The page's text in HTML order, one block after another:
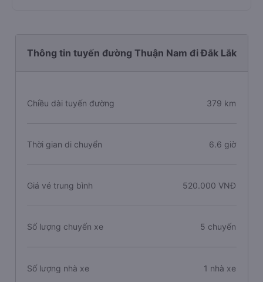
Thông tin tuyến đường Thuận Nam đi Đắk Lắk
Chiều dài tuyến đường 379 km
Thời gian di chuyển 6.6 giờ
Giá vé trung bình 520.000 VNĐ
Số lượng chuyến xe 5 chuyến
Số lượng nhà xe 1 nhà xe